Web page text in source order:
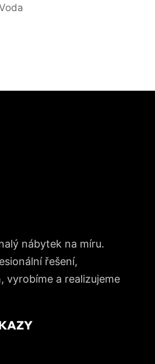
nábytek na míru.
řešení,
vyrobíme a realizujeme